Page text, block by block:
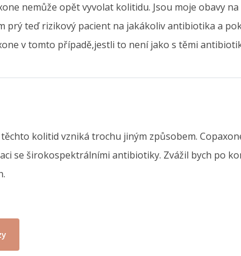
nemůže opět vyvolat kolitidu. Jsou moje obavy
prý teď rizikový pacient na jakákoliv antibiotika a
v tomto případě,jestli to není jako s těmi
kolitid vzniká trochu jiným způsobem.
se širokospektrálními antibiotiky. Zvážil bych po